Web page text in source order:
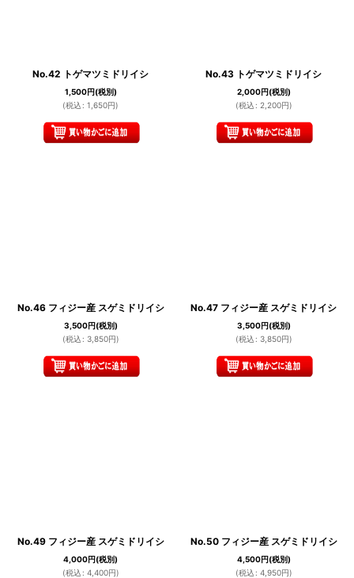
No.42 トゲマツミドリイシ
1,500円(税別)
(税込 : 1,650円)
No.43 トゲマツミドリイシ
2,000円(税別)
(税込 : 2,200円)
No.46 フィジー産 スゲミドリイシ
3,500円(税別)
(税込 : 3,850円)
No.47 フィジー産 スゲミドリイシ
3,500円(税別)
(税込 : 3,850円)
No.49 フィジー産 スゲミドリイシ
4,000円(税別)
(税込 : 4,400円)
No.50 フィジー産 スゲミドリイシ
4,500円(税別)
(税込 : 4,950円)